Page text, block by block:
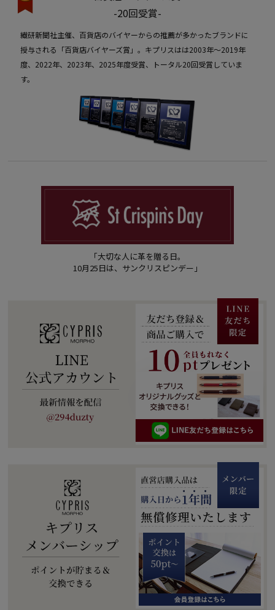
-20回受賞-
繊研新聞社主催、百貨店のバイヤーからの推薦が多かったブランドに
授与される「百貨店バイヤーズ賞」。キプリスはは2003年〜2019年
度、2022年、2023年、2025年度受賞、トータル20回受賞していま
す。
「大切な人に革を贈る日。
10月25日は、サンクリスピンデー」